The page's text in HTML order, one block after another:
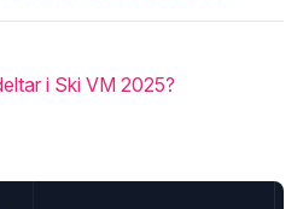
i Ski VM 2025?